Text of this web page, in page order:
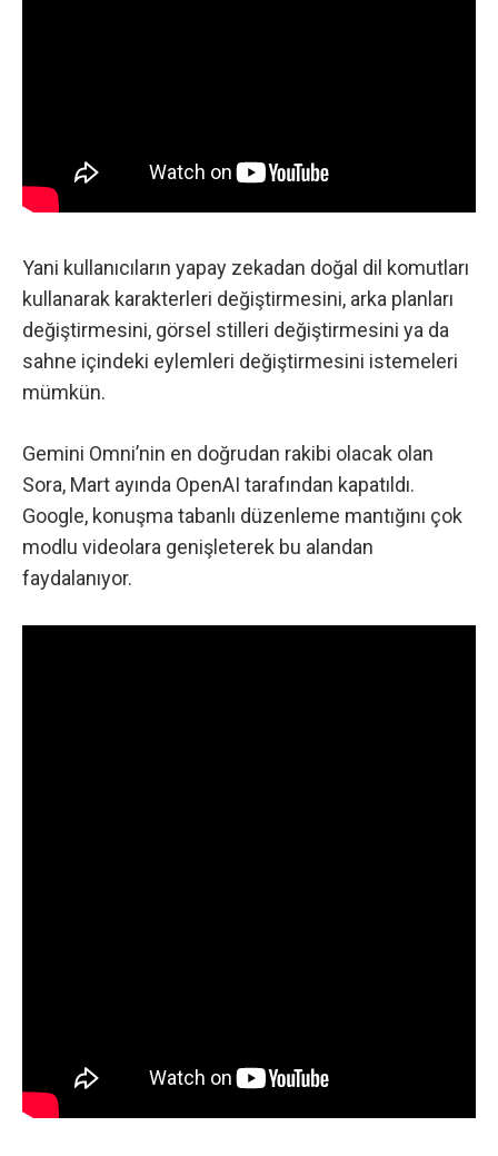
Yani kullanıcıların yapay zekadan doğal dil komutları
kullanarak karakterleri değiştirmesini, arka planları
değiştirmesini, görsel stilleri değiştirmesini ya da
sahne içindeki eylemleri değiştirmesini istemeleri
mümkün.
Gemini Omni’nin en doğrudan rakibi olacak olan
Sora, Mart ayında OpenAI tarafından kapatıldı.
Google, konuşma tabanlı düzenleme mantığını çok
modlu videolara genişleterek bu alandan
faydalanıyor.